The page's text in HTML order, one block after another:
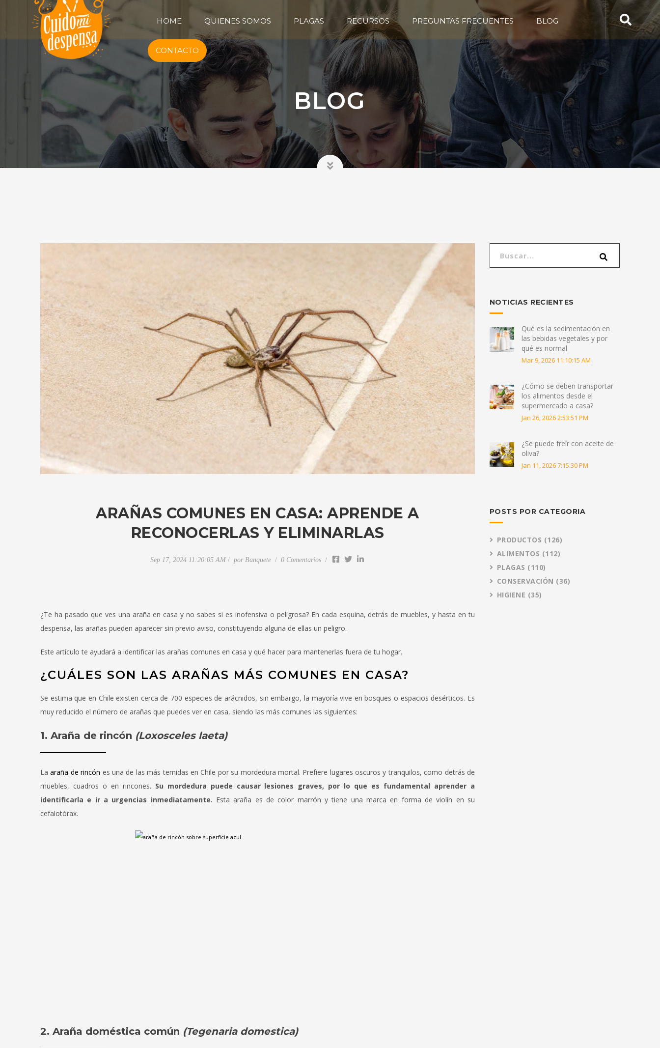
HOME QUIENES SOMOS PLAGAS RECURSOS PREGUNTAS FRECUENTES BLOG
CONTACTO
BLOG
ARAÑAS COMUNES EN CASA: APRENDE A
RECONOCERLAS Y ELIMINARLAS
Sep 17, 2024 11:20:05 AM por Banquete 0 Comentarios
¿Te ha pasado que ves una araña en casa y no sabes si es inofensiva o peligrosa? En cada esquina, detrás de muebles, y hasta en tu
despensa, las arañas pueden aparecer sin previo aviso, constituyendo alguna de ellas un peligro.
Este artículo te ayudará a identificar las arañas comunes en casa y qué hacer para mantenerlas fuera de tu hogar.
¿CUÁLES SON LAS ARAÑAS MÁS COMUNES EN CASA?
Se estima que en Chile existen cerca de 700 especies de arácnidos, sin embargo, la mayoría vive en bosques o espacios desérticos. Es
muy reducido el número de arañas que puedes ver en casa, siendo las más comunes las siguientes:
1. Araña de rincón (Loxosceles laeta)
Laaraña de rincón es una de las más temidas en Chile por su mordedura mortal. Prefiere lugares oscuros y tranquilos, como detrás de
muebles, cuadros o en rincones. Su mordedura puede causar lesiones graves, por lo que es fundamental aprender a
identificarla e ir a urgencias inmediatamente. Esta araña es de color marrón y tiene una marca en forma de violín en su
cefalotórax.
2. Araña doméstica común (Tegenaria domestica)
NOTICIAS RECIENTES
Qué es la sedimentación en
las bebidas vegetales y por
qué es normal
Mar 9, 2026 11:10:15 AM
¿Cómo se deben transportar
los alimentos desde el
supermercado a casa?
Jan 26, 2026 2:53:51 PM
¿Se puede freír con aceite de
oliva?
Jan 11, 2026 7:15:30 PM
POSTS POR CATEGORIA
PRODUCTOS (126)
ALIMENTOS (112)
PLAGAS (110)
CONSERVACIÓN (36)
HIGIENE (35)